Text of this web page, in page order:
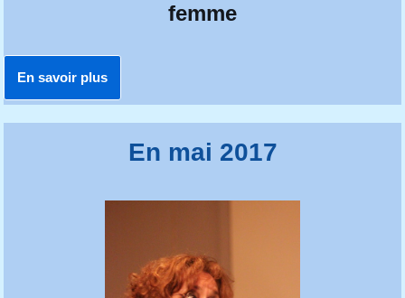
femme
En savoir plus
En mai 2017